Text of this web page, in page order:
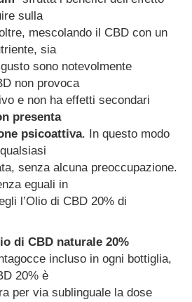
sulla
mescolando il CBD con un
sia
sono notevolmente
non provoca
e non ha effetti secondari
presenta
psicoattiva. In questo modo
senza alcuna preoccupazione.
eguali in
l’Olio di CBD 20% di
di CBD naturale 20%
incluso in ogni bottiglia,
20% è
per via sublinguale la dose